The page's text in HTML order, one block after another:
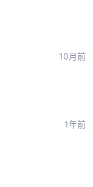
10月前
1年前